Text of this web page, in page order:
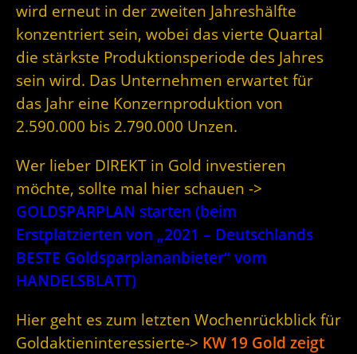
wird erneut in der zweiten Jahreshälfte
konzentriert sein, wobei das vierte Quartal
die stärkste Produktionsperiode des Jahres
sein wird. Das Unternehmen erwartet für
das Jahr eine Konzernproduktion von
2.590.000 bis 2.790.000 Unzen.
Wer lieber DIREKT in Gold investieren
möchte, sollte mal hier schauen ->
GOLDSPARPLAN starten (beim
Erstplatzierten von „2021 – Deutschlands
BESTE Goldsparplananbieter“ vom
HANDELSBLATT)
Hier geht es zum letzten Wochenrückblick für
Goldaktieninteressierte-> KW 19 Gold zeigt